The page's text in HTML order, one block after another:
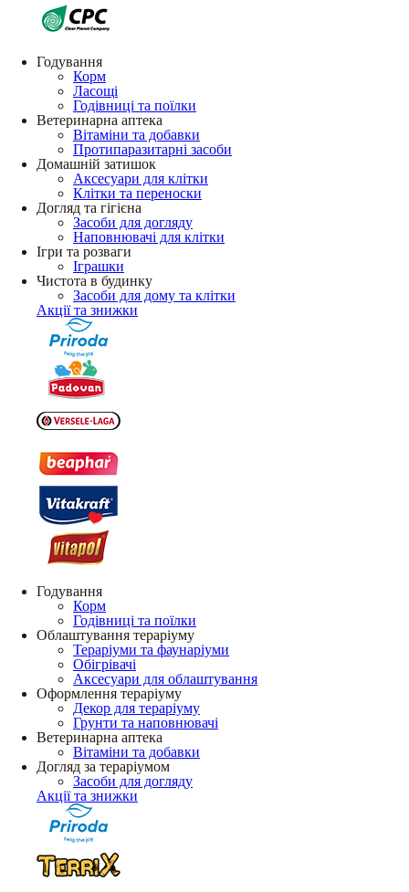
Годування
Корм
Ласощі
Годівниці та поїлки
Ветеринарна аптека
Вітаміни та добавки
Протипаразитарні засоби
Домашній затишок
Аксесуари для клітки
Клітки та переноски
Догляд та гігієна
Засоби для догляду
Наповнювачі для клітки
Ігри та розваги
Іграшки
Чистота в будинку
Засоби для дому та клітки
Акції та знижки
Годування
Корм
Годівниці та поїлки
Облаштування тераріуму
Тераріуми та фаунаріуми
Обігрівачі
Аксесуари для облаштування
Оформлення тераріуму
Декор для тераріуму
Грунти та наповнювачі
Ветеринарна аптека
Вітаміни та добавки
Догляд за тераріумом
Засоби для догляду
Акції та знижки